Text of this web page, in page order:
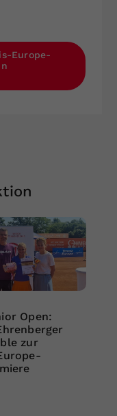
Europe-
Open:
zur